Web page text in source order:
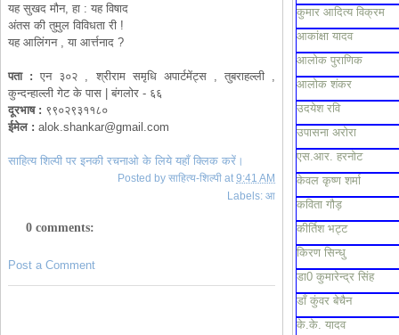
यह सुखद मौन, हा : यह विषाद
अंतस की तुमुल विविधता री !
यह आलिंगन , या आर्त्तनाद ?
पता: एन ३०२ , श्रीराम समृधि अपार्टमेंट्स , तुबराहल्ली ,
कुन्दन्हाल्ली गेट के पास | बंगलोर - ६६
दूरभाष: ९९०२९३११८०
ईमेल: alok.shankar@gmail.com
साहित्य शिल्पी पर इनकी रचनाओ के लिये यहाँ क्लिक करें।
Posted by साहित्य-शिल्पी at 9:41 AM
Labels: आ
0 comments:
Post a Comment
कुमार आदित्य विक्रम
आकांक्षा यादव
आलोक पुराणिक
आलोक शंकर
उदयेश रवि
उपासना अरोरा
एस.आर. हरनोट
केवल कृष्ण शर्मा
कविता गौड़
कीर्तिश भट्ट
किरण सिन्धु
डा0 कुमारेन्द्र सिंह
डाँ कुंवर बेचैन
के.के. यादव